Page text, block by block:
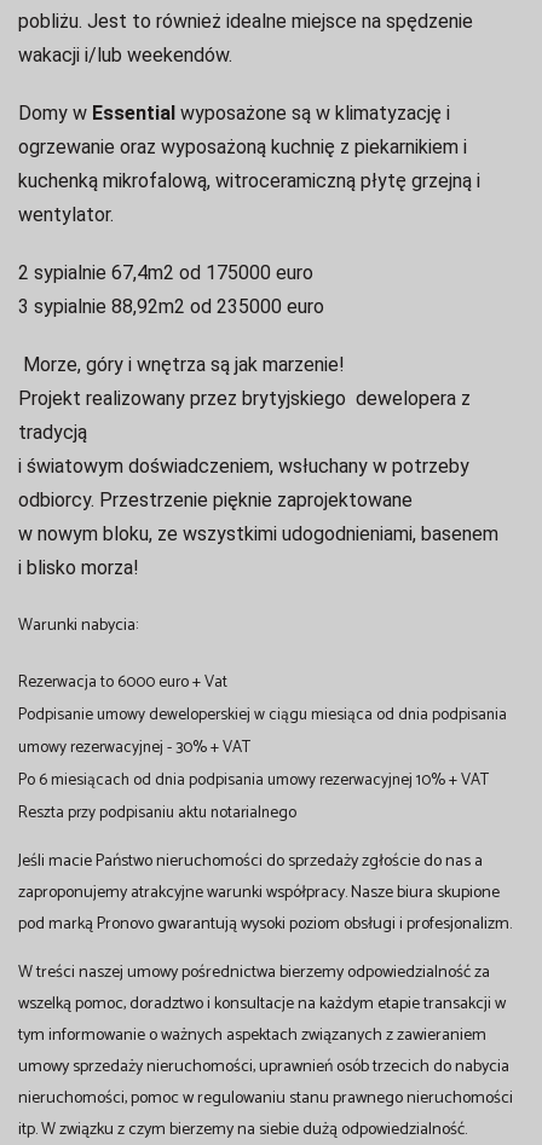
pobliżu. Jest to również idealne miejsce na spędzenie
wakacji i/lub weekendów.
Domy w Essential wyposażone są w klimatyzację i
ogrzewanie oraz wyposażoną kuchnię z piekarnikiem i
kuchenką mikrofalową, witroceramiczną płytę grzejną i
wentylator.
2 sypialnie 67,4m2 od 175000 euro
3 sypialnie 88,92m2 od 235000 euro
Morze, góry i wnętrza są jak marzenie!
Projekt realizowany przez brytyjskiego dewelopera z
tradycją
i światowym doświadczeniem, wsłuchany w potrzeby
odbiorcy. Przestrzenie pięknie zaprojektowane
w nowym bloku, ze wszystkimi udogodnieniami, basenem
i blisko morza!
Warunki nabycia:
Rezerwacja to 6000 euro + Vat
Podpisanie umowy deweloperskiej w ciągu miesiąca od dnia podpisania
umowy rezerwacyjnej - 30% + VAT
Po 6 miesiącach od dnia podpisania umowy rezerwacyjnej 10% + VAT
Reszta przy podpisaniu aktu notarialnego
Jeśli macie Państwo nieruchomości do sprzedaży zgłoście do nas a
zaproponujemy atrakcyjne warunki współpracy. Nasze biura skupione
pod marką Pronovo gwarantują wysoki poziom obsługi i profesjonalizm.
W treści naszej umowy pośrednictwa bierzemy odpowiedzialność za
wszelką pomoc, doradztwo i konsultacje na każdym etapie transakcji w
tym informowanie o ważnych aspektach związanych z zawieraniem
umowy sprzedaży nieruchomości, uprawnień osób trzecich do nabycia
nieruchomości, pomoc w regulowaniu stanu prawnego nieruchomości
itp. W związku z czym bierzemy na siebie dużą odpowiedzialność.